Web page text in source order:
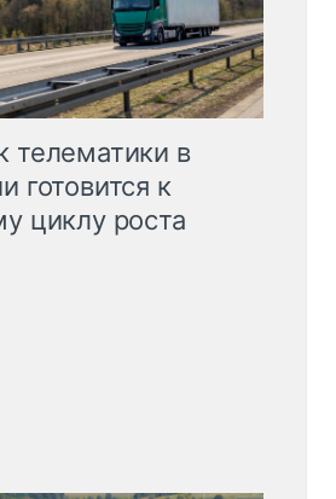
телематики в
готовится к
циклу роста